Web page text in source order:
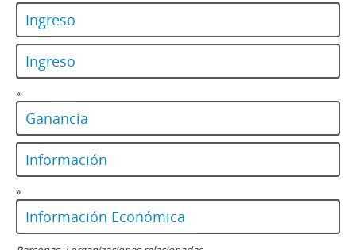
Ingreso
Ingreso
»
Ganancia
Información
»
Información Económica